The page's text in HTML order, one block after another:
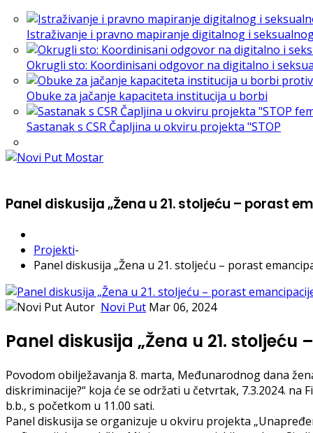
Istraživanje i pravno mapiranje digitalnog i
Okrugli sto: Koordinisani odgovor na digitalno i
Obuke za jačanje kapaciteta institucija u borbi
Sastanak s CSR Čapljina u okviru projekta "STOP
Panel diskusija „Žena u 21. stoljeću – porast
Projekti-
Panel diskusija „Žena u 21. stoljeću – porast
Autor Novi Put Mar 06, 2024
Panel diskusija „Žena u 21.
Povodom obilježavanja 8. marta, Međunarodnog dana
diskriminacije?“ koja će se održati u četvrtak, 7.3.2024.
b.b., s početkom u 11.00 sati.
Panel diskusija se organizuje u okviru projekta